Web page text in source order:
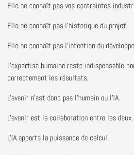
Elle ne connaît pas vos contraintes
Elle ne connaît pas l'historique du projet.
Elle ne connaît pas l'intention du
L'expertise humaine reste indispensable
correctement les résultats.
L'avenir n'est donc pas l'humain ou l'IA.
L'avenir est la collaboration entre les deux.
L'IA apporte la puissance de calcul.